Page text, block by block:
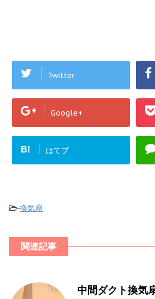
Twitter
Google+
B! はてブ
-換気扇
関連記事
中間ダクト換気